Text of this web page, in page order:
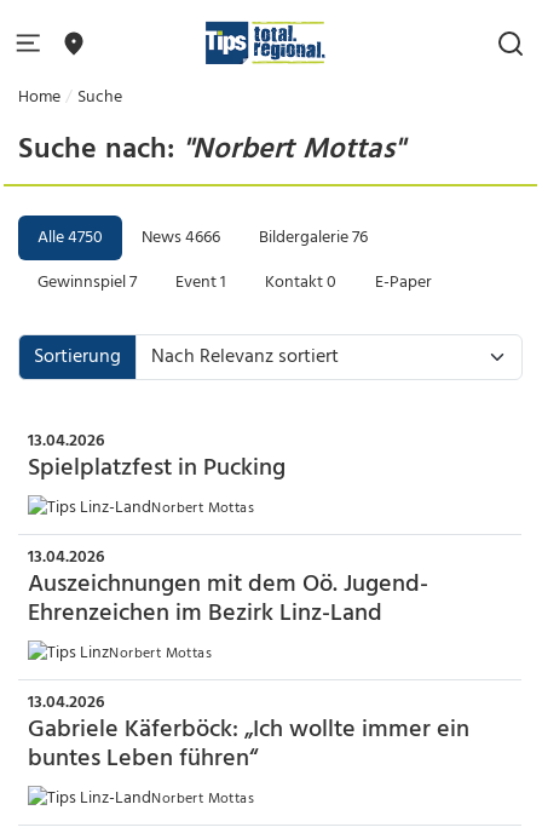
Home Suche
Suche nach: "Norbert Mottas"
Alle4750 News4666 Bildergalerie76
Gewinnspiel7 Event1 Kontakt0 E-Paper
Sortierung
13.04.2026
Spielplatzfest in Pucking
Norbert Mottas
13.04.2026
Auszeichnungen mit dem Oö. Jugend-
Ehrenzeichen im Bezirk Linz-Land
Norbert Mottas
13.04.2026
Gabriele Käferböck: „Ich wollte immer ein
buntes Leben führen“
Norbert Mottas